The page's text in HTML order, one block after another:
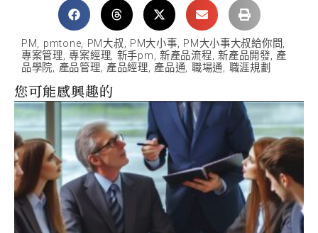
PM, pmtone, PM大叔, PM大小事, PM大小事大叔給你問,
專案管理,專案經理, 新手pm,新產品流程,新產品開發, 產
品學院, 產品管理, 產品經理, 產品通, 職場通, 職涯規劃
您可能感興趣的